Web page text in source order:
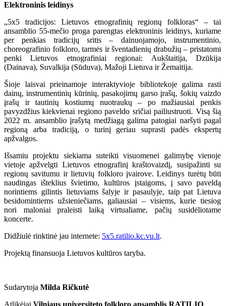
Elektroninis leidinys
„5x5 tradicijos: Lietuvos etnografinių regionų folkloras“ – tai
ansamblio 55-mečio proga parengtas elektroninis leidinys, kuriame
per penkias tradicijų sritis – dainuojamojo, instrumentinio,
choreografinio folkloro, tarmės ir šventadienių drabužių – pristatomi
penki Lietuvos etnografiniai regionai: Aukštaitija, Dzūkija
(Dainava), Suvalkija (Sūduva), Mažoji Lietuva ir Žemaitija.
Šioje laisvai prieinamoje interaktyvioje bibliotekoje galima rasti
dainų, instrumentinių kūrinių, pasakojimų garso įrašų, šokių vaizdo
įrašų ir tautinių kostiumų nuotraukų – po mažiausiai penkis
pavyzdžius kiekvienai regiono paveldo sričiai pailiustruoti. Visą šią
2022 m. ansamblio įrašytą medžiagą galima patogiai naršyti pagal
regioną arba tradiciją, o turinį geriau suprasti padės ekspertų
apžvalgos.
Išsamiu projektu siekiama suteikti visuomenei galimybę vienoje
vietoje apžvelgti Lietuvos etnografinį kraštovaizdį, susipažinti su
regionų savitumu ir lietuvių folkloro įvairove. Leidinys turėtų būti
naudingas išteklius švietimo, kultūros įstaigoms, į savo paveldą
norintiems gilintis lietuviams šalyje ir pasaulyje, taip pat Lietuva
besidomintiems užsieniečiams, galiausiai – visiems, kurie tiesiog
nori maloniai praleisti laiką virtualiame, pačių susidėliotame
koncerte.
Didžiulė rinktinė jau internete: 5x5.ratilio.kc.vu.lt.
Projektą finansuoja Lietuvos kultūros taryba.
Sudarytoja Milda Ričkutė